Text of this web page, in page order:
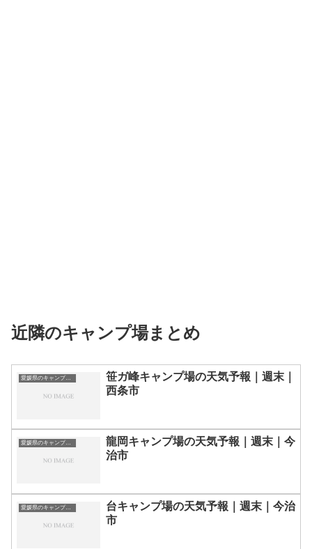
近隣のキャンプ場まとめ
愛媛県のキャンプ場一覧
笹ガ峰キャンプ場の天気予報｜週末｜
西条市
愛媛県のキャンプ場一覧
龍岡キャンプ場の天気予報｜週末｜今
治市
愛媛県のキャンプ場一覧
台キャンプ場の天気予報｜週末｜今治
市